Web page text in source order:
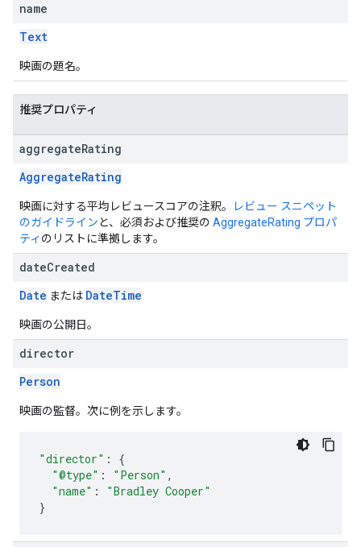
name
Text
映画の題名。
推奨プロパティ
aggregateRating
AggregateRating
映画に対する平均レビュースコアの注釈。
レビュー スニペット
のガイドラインと、必須および推奨の AggregateRating プロパ
ティ のリストに準拠します。
dateCreated
Date または DateTime
映画の公開日。
director
Person
映画の監督。次に例を示します。
"director" :
{
"@type" : "Person" ,
"name" :
"Bradley Cooper"
}